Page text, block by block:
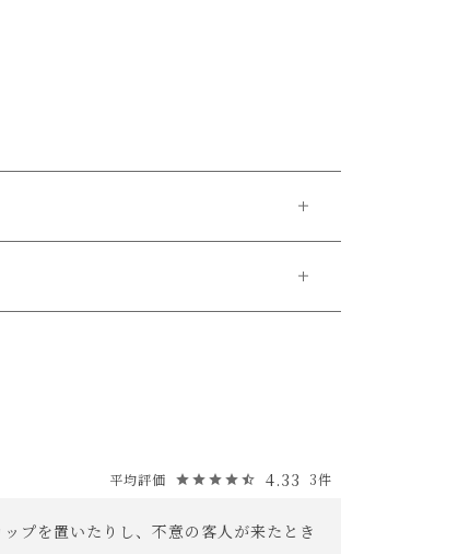
ください。
4.33 3
プを置いたりし、不意の客人が来たとき